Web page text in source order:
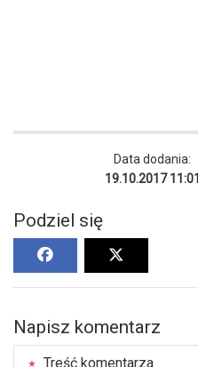
Data dodania:
19.10.2017 11:01
Podziel się
Napisz komentarz
Treść komentarza